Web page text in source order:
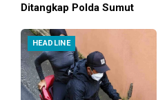
Ditangkap Polda Sumut
HEADLINE